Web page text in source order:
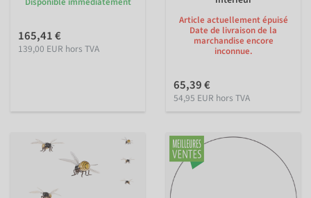
165,41 €
139,00 EUR hors TVA
Article actuellement épuisé
Date de livraison de la
marchandise encore
inconnue.
65,39 €
54,95 EUR hors TVA